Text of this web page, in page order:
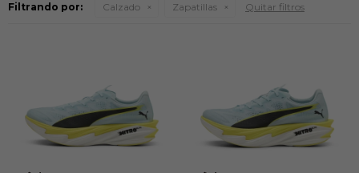
Filtrando por: Calzado Zapatillas Quitar filtros